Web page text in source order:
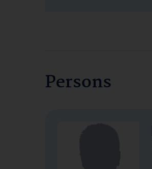
Persons